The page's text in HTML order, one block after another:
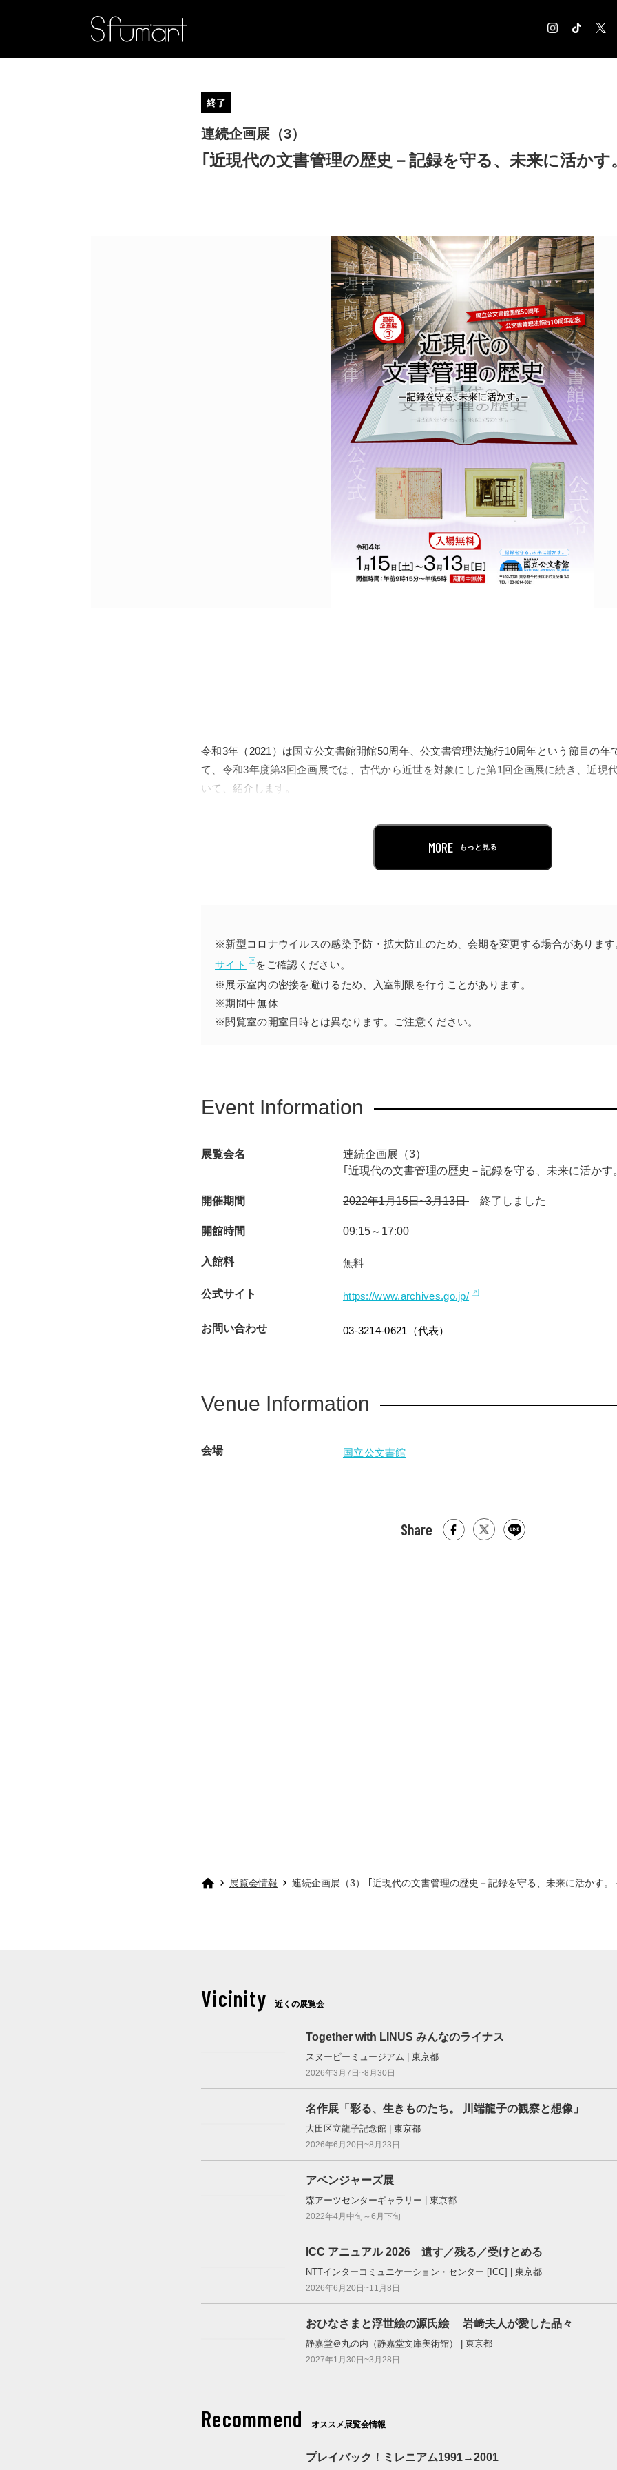
MUSEUM
CONTACT お問合せ
POLICY COMPANY
終了
連続企画展（3）
｢近現代の文書管理の歴史－記録を守る、未来に活かす
令和3年（2021）は国立公文書館開館50周年、公文書管理法施行10周年という節目の年
て、令和3年度第3回企画展では、古代から近世を対象にした第1回企画展に続き、近現
いて、紹介します。
明治維新後、新政府は文書の整理、保存に着手しました。法律等の公布や公文書の管
れ、明治40年（1907）には詔書や勅書の書式や様式を定めた公式令（こうしきれい）
MORE もっと見る
※新型コロナウイルスの感染予防・拡大防止のため、会期を変更する場合がありま
サイト
をご確認ください。
※展示室内の密接を避けるため、入室制限を行うことがあります。
※期間中無休
※閲覧室の開室日時とは異なります。ご注意ください。
Event Information
展覧会名
連続企画展（3）
｢近現代の文書管理の歴史－記録を守る、未来に活かす
開催期間 2022年1月15日~3月13日 終了しました
開館時間 09:15～17:00
入館料 無料
公式サイト https://www.archives.go.jp/
お問い合わせ 03-3214-0621（代表）
Venue Information
会場 国立公文書館
Share
展覧会情報 連続企画展（3） ｢近現代の文書管理の歴史－記録を守る、未来に活かす。
Vicinity 近くの展覧会
Together with LINUS みんなのライナス
スヌーピーミュージアム | 東京都
2026年3月7日~8月30日
名作展「彩る、生きものたち。 川端龍子の観察と想像」
大田区立龍子記念館 | 東京都
2026年6月20日~8月23日
アベンジャーズ展
森アーツセンターギャラリー | 東京都
2022年4月中旬～6月下旬
ICC アニュアル 2026 遺す／残る／受けとめる
NTTインターコミュニケーション・センター [ICC] | 東京都
2026年6月20日~11月8日
おひなさまと浮世絵の源氏絵 岩﨑夫人が愛した品々
静嘉堂＠丸の内（静嘉堂文庫美術館） | 東京都
2027年1月30日~3月28日
Recommend オススメ展覧会情報
プレイバック！ミレニアム1991→2001